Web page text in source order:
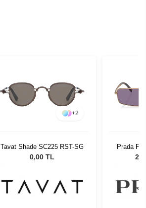
+2
Tavat Shade SC225 RST-SG
0,00 TL
Prada